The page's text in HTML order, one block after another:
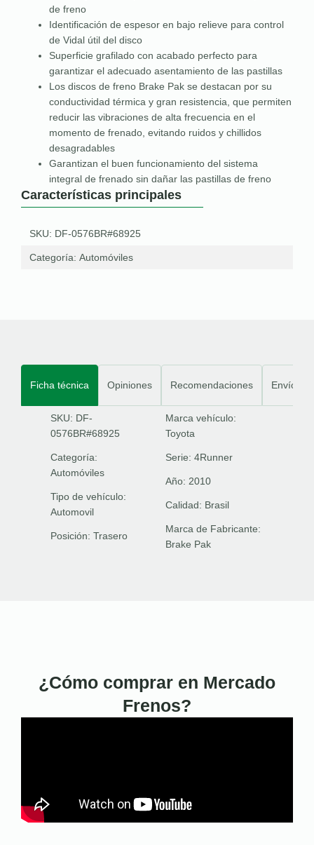
de freno
Identificación de espesor en bajo relieve para control
de Vidal útil del disco
Superficie grafilado con acabado perfecto para
garantizar el adecuado asentamiento de las pastillas
Los discos de freno Brake Pak se destacan por su
conductividad térmica y gran resistencia, que permiten
reducir las vibraciones de alta frecuencia en el
momento de frenado, evitando ruidos y chillidos
desagradables
Garantizan el buen funcionamiento del sistema
integral de frenado sin dañar las pastillas de freno
Características principales
SKU: DF-0576BR#68925
Categoría: Automóviles
Ficha técnica Opiniones Recomendaciones Envíos
SKU: DF-
0576BR#68925
Categoría:
Automóviles
Tipo de vehículo:
Automovil
Posición: Trasero
Marca vehículo:
Toyota
Serie: 4Runner
Año: 2010
Calidad: Brasil
Marca de Fabricante:
Brake Pak
¿Cómo comprar en Mercado
Frenos?